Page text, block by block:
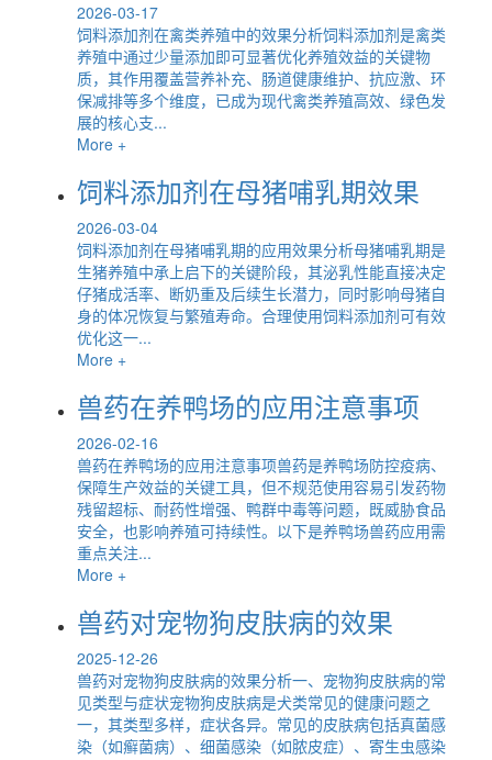
2026-03-17
饲料添加剂在禽类养殖中的效果分析饲料添加剂是禽类
养殖中通过少量添加即可显著优化养殖效益的关键物
质，其作用覆盖营养补充、肠道健康维护、抗应激、环
保减排等多个维度，已成为现代禽类养殖高效、绿色发
展的核心支...
More +
饲料添加剂在母猪哺乳期效果
2026-03-04
饲料添加剂在母猪哺乳期的应用效果分析母猪哺乳期是
生猪养殖中承上启下的关键阶段，其泌乳性能直接决定
仔猪成活率、断奶重及后续生长潜力，同时影响母猪自
身的体况恢复与繁殖寿命。合理使用饲料添加剂可有效
优化这一...
More +
兽药在养鸭场的应用注意事项
2026-02-16
兽药在养鸭场的应用注意事项兽药是养鸭场防控疫病、
保障生产效益的关键工具，但不规范使用容易引发药物
残留超标、耐药性增强、鸭群中毒等问题，既威胁食品
安全，也影响养殖可持续性。以下是养鸭场兽药应用需
重点关注...
More +
兽药对宠物狗皮肤病的效果
2025-12-26
兽药对宠物狗皮肤病的效果分析一、宠物狗皮肤病的常
见类型与症状宠物狗皮肤病是犬类常见的健康问题之
一，其类型多样，症状各异。常见的皮肤病包括真菌感
染（如癣菌病）、细菌感染（如脓皮症）、寄生虫感染